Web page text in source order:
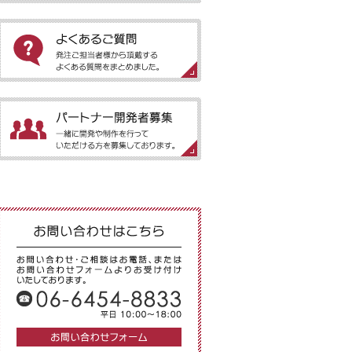
スマートウォッチは「記録」か
ら「提案」の時代へ？
Claude Fable 5公開
NVIDIA「RTX Spark」発表
――AI時代を見据えた新しい
供しているパッケージアプリをご紹介
ます。
戴するよくある質問をまとめました。
ます。